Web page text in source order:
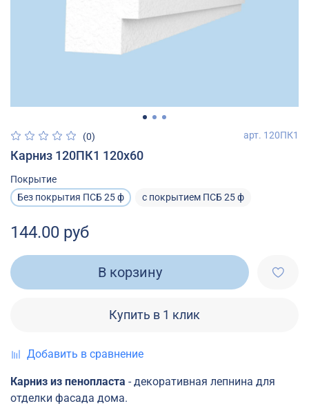
(0) арт. 120ПК1
Карниз 120ПК1 120х60
Покрытие
Без покрытия ПСБ 25 ф
с покрытием ПСБ 25 ф
144.00 руб
В корзину
Купить в 1 клик
Добавить в сравнение
Карниз из пенопласта - декоративная лепнина для
отделки фасада дома.